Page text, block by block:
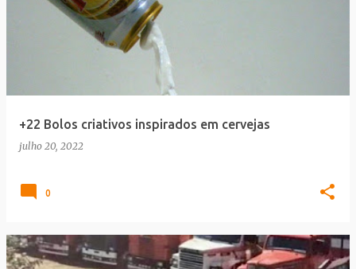
+22 Bolos criativos inspirados em cervejas
julho 20, 2022
0